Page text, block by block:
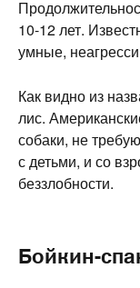
10-12 лет.
умные,
Как видно из
лис.
собаки, не
с детьми, и со
беззлобности.
Бойкин-